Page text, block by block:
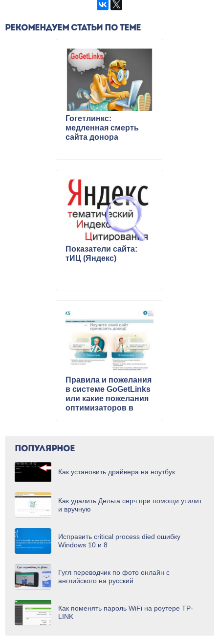
РЕКОМЕНДУЕМ СТАТЬИ ПО ТЕМЕ
Гогетлинкс:
медленная смерть
сайта донора
Показатели сайта:
тИЦ (Яндекс)
Правила и пожелания
в системе GoGetLinks
или какие пожелания
оптимизаторов в
ПОПУЛЯРНОЕ
Как установить драйвера на ноутбук
Как удалить Дельта серч при помощи утилит
и вручную
Исправить critical process died ошибку
Windows 10 и 8
Гугл переводчик по фото онлайн с
английского на русский
Как поменять пароль WiFi на роутере TP-
LINK